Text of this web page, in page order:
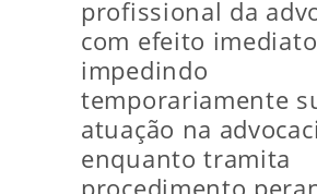
profissional da
com efeito
impedindo
temporariamente
atuação na
enquanto tramita